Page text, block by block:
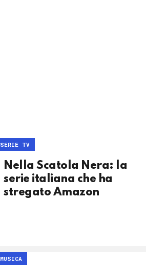
SERIE TV
Nella Scatola Nera: la
serie italiana che ha
stregato Amazon
MUSICA